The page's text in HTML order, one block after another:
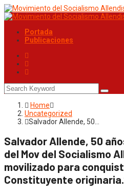
Portada
Publicaciones
Home
Uncategorized
Salvador Allende, 50…
Salvador Allende, 50
del Mov del Socialismo
movilizado para
Constituyente